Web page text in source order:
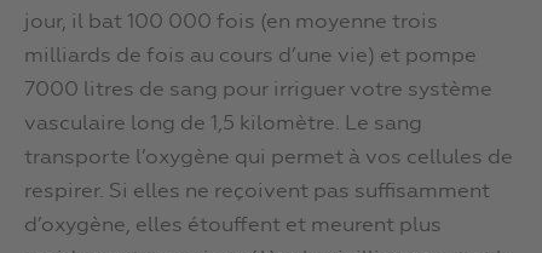
jour, il bat 100 000 fois (en moyenne trois
milliards de fois au cours d’une vie) et pompe
7000 litres de sang pour irriguer votre système
vasculaire long de 1,5 kilomètre. Le sang
transporte l’oxygène qui permet à vos cellules de
respirer. Si elles ne reçoivent pas suffisamment
d’oxygène, elles étouffent et meurent plus